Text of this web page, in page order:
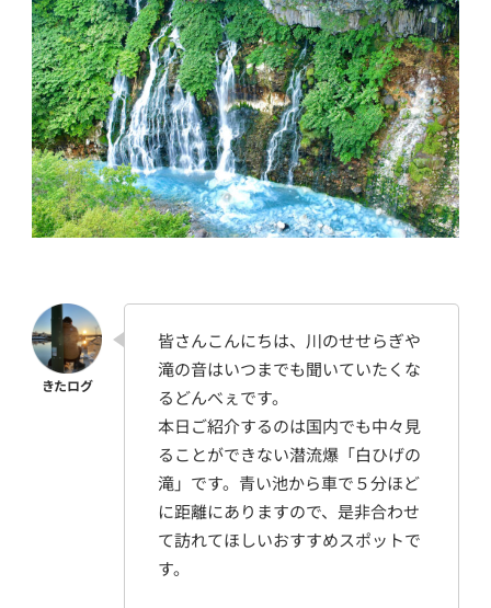
皆さんこんにちは、川のせせらぎや
滝の音はいつまでも聞いていたくな
るどんべぇです。
本日ご紹介するのは国内でも中々見
ることができない潜流爆「白ひげの
滝」です。青い池から車で５分ほど
に距離にありますので、是非合わせ
て訪れてほしいおすすめスポットで
す。